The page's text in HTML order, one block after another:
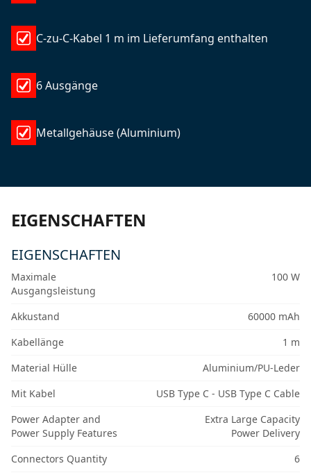
C-zu-C-Kabel 1 m im Lieferumfang enthalten
6 Ausgänge
Metallgehäuse (Aluminium)
EIGENSCHAFTEN
EIGENSCHAFTEN
Maximale
Ausgangsleistung
100 W
Akkustand
60000 mAh
Kabellänge
1 m
Material Hülle
Aluminium/PU-Leder
Mit Kabel
USB Type C - USB Type C Cable
Power Adapter and
Power Supply Features
Extra Large Capacity
Power Delivery
Connectors Quantity
6